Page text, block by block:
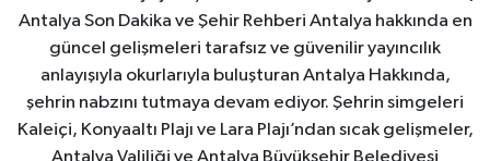
Antalya Son Dakika ve Şehir Rehberi Antalya hakkında en
güncel gelişmeleri tarafsız ve güvenilir yayıncılık
anlayışıyla okurlarıyla buluşturan Antalya Hakkında,
şehrin nabzını tutmaya devam ediyor. Şehrin simgeleri
Kaleiçi, Konyaaltı Plajı ve Lara Plajı’ndan sıcak gelişmeler,